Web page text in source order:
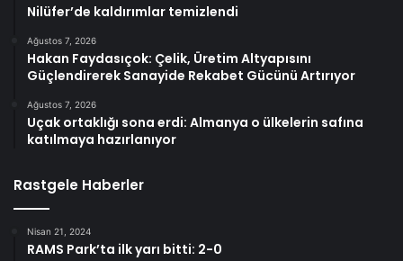
Nilüfer’de kaldırımlar temizlendi
Ağustos 7, 2026
Hakan Faydasıçok: Çelik, Üretim Altyapısını
Güçlendirerek Sanayide Rekabet Gücünü Artırıyor
Ağustos 7, 2026
Uçak ortaklığı sona erdi: Almanya o ülkelerin safına
katılmaya hazırlanıyor
Rastgele Haberler
Nisan 21, 2024
RAMS Park’ta ilk yarı bitti: 2-0